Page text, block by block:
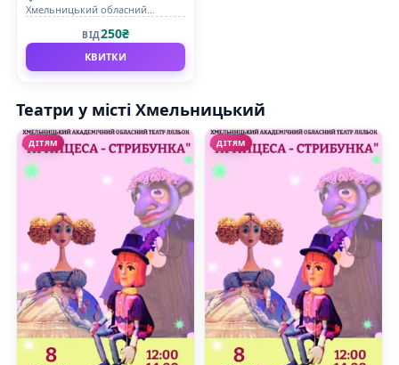
Хмельницький обласний
М. Старицького
ВІД250₴
КВИТКИ
Театри у місті Хмельницький
ДІТЯМ ДІТЯМ